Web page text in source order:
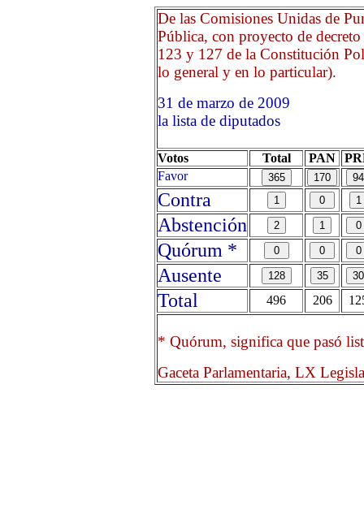
De las Comisiones Unidas de
Pública, con proyecto de
123 y 127 de la Constitución
lo general y en lo particular).
31 de marzo de 2009
la lista de diputados
Votos Total PAN
Favor
Contra
Abstención
Quórum *
Ausente
Total
496 206
* Quórum, significa que pasó
Gaceta Parlamentaria, LX